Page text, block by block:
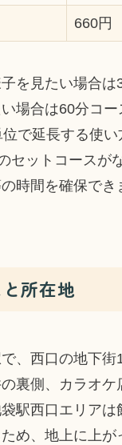
660円
を見たい場合は
場合は60分コ
で延長する使い
セットコースが
時間を確保でき
所在地
、西口の地下街
裏側、カラオケ
駅西口エリアは
め、地上に上が